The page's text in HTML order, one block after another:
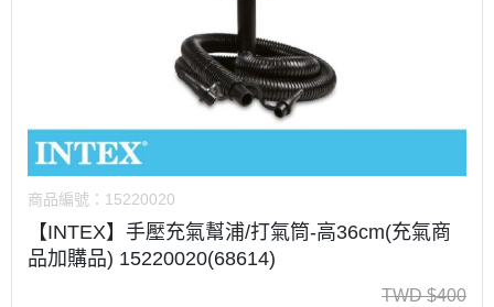
商品編號： 15220020
【INTEX】手壓充氣幫浦/打氣筒-高36cm(充氣商
品加購品) 15220020(68614)
TWD $400